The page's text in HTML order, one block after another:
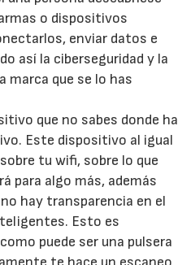
o dispositivos
enviar datos e
así la ciberseguridad y la
marca que se lo has
que no sabes donde ha
Este dispositivo al igual
tu wifi, sobre lo que
para algo más, además
hay transparencia en el
Esto es
puede ser una pulsera